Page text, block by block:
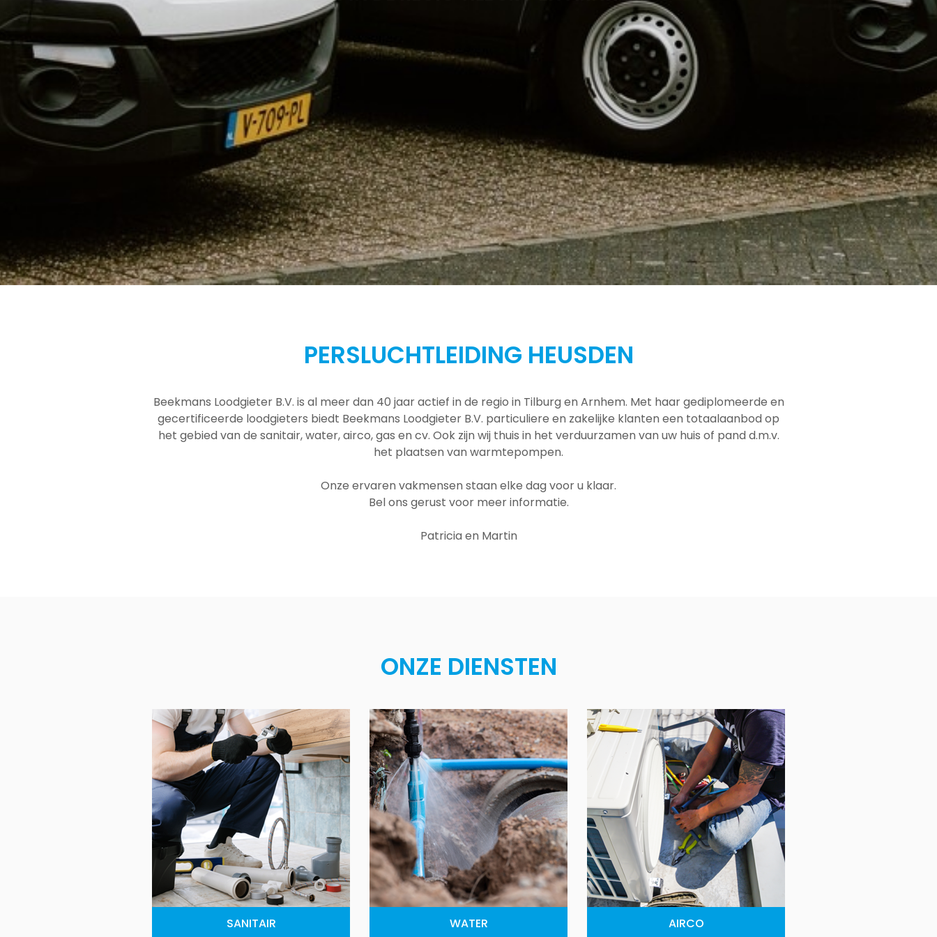
PERSLUCHTLEIDING HEUSDEN
Beekmans Loodgieter B.V. is al meer dan 40 jaar actief in de regio in Tilburg en Arnhem. Met haar gediplomeerde en
gecertificeerde loodgieters biedt Beekmans Loodgieter B.V. particuliere en zakelijke klanten een totaalaanbod op
het gebied van de sanitair, water, airco, gas en cv. Ook zijn wij thuis in het verduurzamen van uw huis of pand d.m.v.
het plaatsen van warmtepompen.
Onze ervaren vakmensen staan elke dag voor u klaar.
Bel ons gerust voor meer informatie.
Patricia en Martin
ONZE DIENSTEN
SANITAIR WATER AIRCO